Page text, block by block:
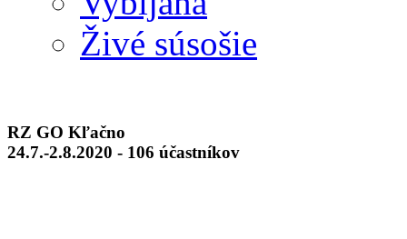
Živé súsošie
RZ GO Kľačno
24.7.-2.8.2020 - 106 účastníkov